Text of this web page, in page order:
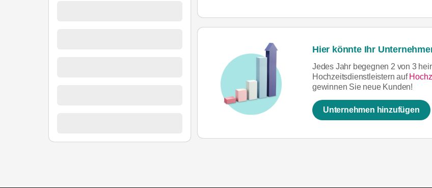
Hier könnte Ihr
Jedes Jahr begegnen 2 von 3
Hochzeitsdienstleistern auf
gewinnen Sie neue Kunden!
Unternehmen hinzufügen